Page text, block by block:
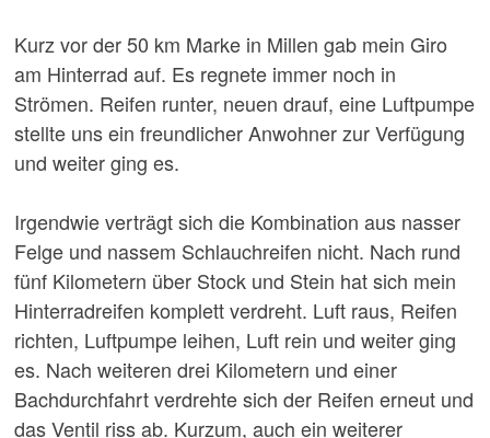
Kurz vor der 50 km Marke in Millen gab mein Giro
am Hinterrad auf. Es regnete immer noch in
Strömen. Reifen runter, neuen drauf, eine Luftpumpe
stellte uns ein freundlicher Anwohner zur Verfügung
und weiter ging es.
Irgendwie verträgt sich die Kombination aus nasser
Felge und nassem Schlauchreifen nicht. Nach rund
fünf Kilometern über Stock und Stein hat sich mein
Hinterradreifen komplett verdreht. Luft raus, Reifen
richten, Luftpumpe leihen, Luft rein und weiter ging
es. Nach weiteren drei Kilometern und einer
Bachdurchfahrt verdrehte sich der Reifen erneut und
das Ventil riss ab. Kurzum, auch ein weiterer